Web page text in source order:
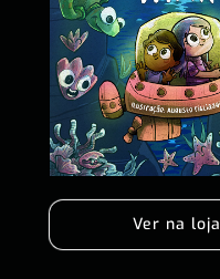
Ver na loja